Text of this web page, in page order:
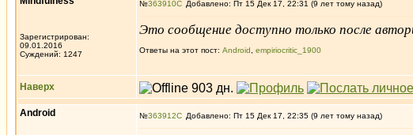
Зарегистрирован:
09.01.2016
Суждений: 1247
№363910 Добавлено: Пт 15 Дек 17, 22:31 (9 лет тому назад)
Это сообщение доступно только после
Ответы на этот пост: Android empiriocritic_1900
Наверх
Android №363912 Добавлено: Пт 15 Дек 17, 22:35 (9 лет тому назад)